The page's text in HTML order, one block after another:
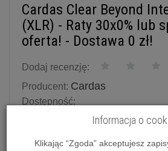
Cardas Clear Beyond
(XLR) - Raty 30x0% lub
oferta! - Dostawa 0 zł!
Dodaj recenzję:
Producent: Cardas
Dostępność:
Potwierdź dostępność mailowo
dostawcy.
Informacja o
Klikając “Zgoda” akceptujesz